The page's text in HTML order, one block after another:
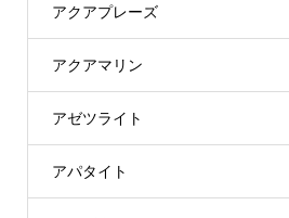
アクアプレーズ
アクアマリン
アゼツライト
アパタイト